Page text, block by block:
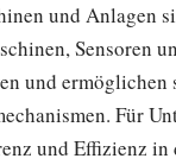
und Anlagen
Sensoren
und ermöglichen
Für
und Effizienz